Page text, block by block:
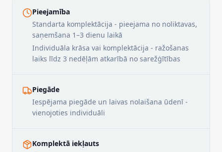
Pieejamība
Standarta komplektācija - pieejama no noliktavas,
saņemšana 1–3 dienu laikā
Individuāla krāsa vai komplektācija - ražošanas
laiks līdz 3 nedēļām atkarībā no sarežģītības
Piegāde
Iespējama piegāde un laivas nolaišana ūdenī -
vienojoties individuāli
Komplektā iekļauts